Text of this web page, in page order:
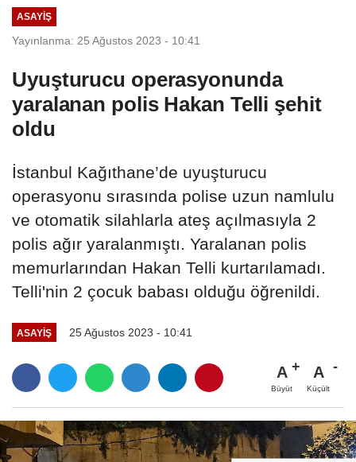
ASAYIŞ
Yayınlanma: 25 Ağustos 2023 - 10:41
Uyuşturucu operasyonunda
yaralanan polis Hakan Telli şehit
oldu
İstanbul Kağıthane’de uyuşturucu
operasyonu sırasında polise uzun namlulu
ve otomatik silahlarla ateş açılmasıyla 2
polis ağır yaralanmıştı. Yaralanan polis
memurlarından Hakan Telli kurtarılamadı.
Telli'nin 2 çocuk babası olduğu öğrenildi.
ASAYIŞ 25 Ağustos 2023 - 10:41
A
Büyüt
A
Küçült